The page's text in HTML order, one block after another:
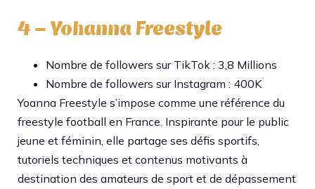
4 – Yohanna Freestyle
Nombre de followers sur TikTok : 3,8 Millions
Nombre de followers sur Instagram : 400K
Yoanna Freestyle s’impose comme une référence du
freestyle football en France. Inspirante pour le public
jeune et féminin, elle partage ses défis sportifs,
tutoriels techniques et contenus motivants à
destination des amateurs de sport et de dépassement